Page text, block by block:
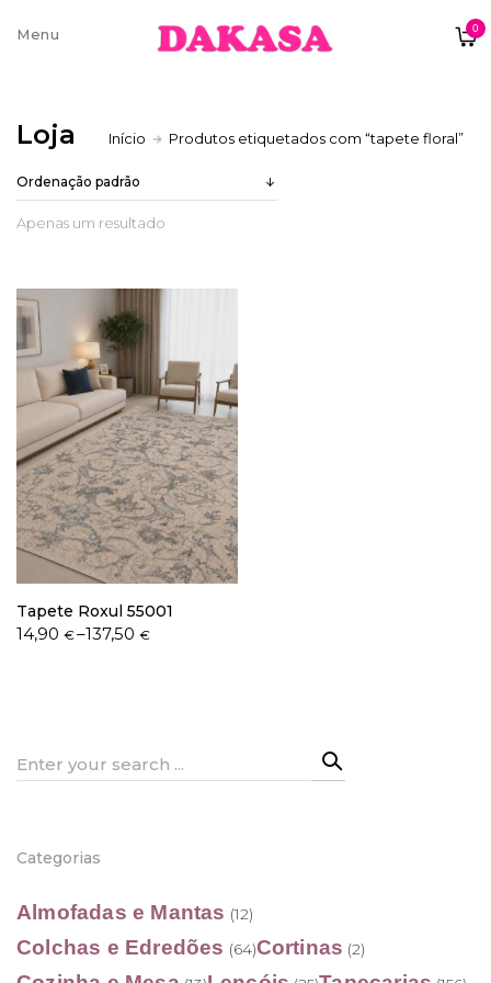
0
Sobre nós
Trocas e Devoluções
Termos e condições
Loja Início Produtos etiquetados com “tapete floral”
Apenas um resultado
Tapete Roxul 55001
14,90 €–137,50€
Price
Search
Categorias
Almofadas e Mantas (12)
Colchas e Edredões (64)Cortinas (2)